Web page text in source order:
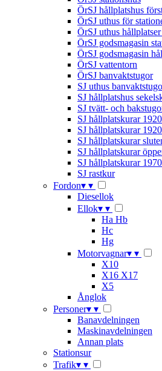
ÖrSJ hållplatshus
ÖrSJ uthus för
ÖrSJ uthus
ÖrSJ godsmagasin
ÖrSJ godsmagasin
ÖrSJ vattentorn
ÖrSJ banvaktstugor
SJ uthus
SJ hållplatshus
SJ tvätt- och
SJ hållplatskurar
SJ hållplatskurar
SJ hållplatskurar
SJ hållplatskurar
SJ hållplatskurar
SJ rastkur
Fordon▾ ▾
Diesellok
Ellok▾ ▾
Ha Hb
Hc
Hg
Motorvagnar▾ ▾
X10
X16 X17
X5
Ånglok
Personer▾ ▾
Banavdelningen
Maskinavdelningen
Annan plats
Stationsur
Trafik▾ ▾